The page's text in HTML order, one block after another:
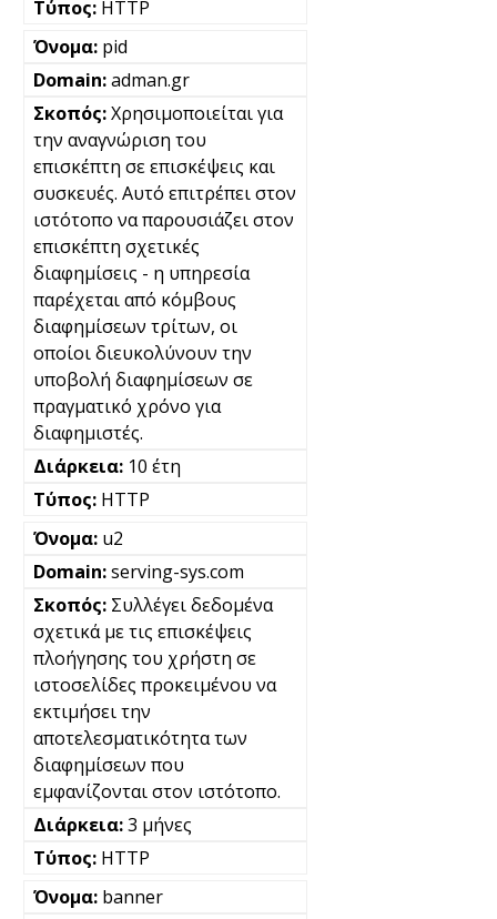
HTTP
pid
adman.gr
Χρησιμοποιείται για
την αναγνώριση του
επισκέπτη σε επισκέψεις και
συσκευές. Αυτό επιτρέπει στον
ιστότοπο να παρουσιάζει στον
επισκέπτη σχετικές
διαφημίσεις - η υπηρεσία
παρέχεται από κόμβους
διαφημίσεων τρίτων, οι
οποίοι διευκολύνουν την
υποβολή διαφημίσεων σε
πραγματικό χρόνο για
διαφημιστές.
10 έτη
HTTP
u2
serving-sys.com
Συλλέγει δεδομένα
σχετικά με τις επισκέψεις
πλοήγησης του χρήστη σε
ιστοσελίδες προκειμένου να
εκτιμήσει την
αποτελεσματικότητα των
διαφημίσεων που
εμφανίζονται στον ιστότοπο.
3 μήνες
HTTP
banner